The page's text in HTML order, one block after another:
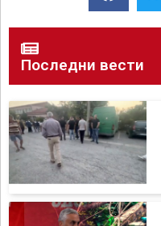
Последни вести